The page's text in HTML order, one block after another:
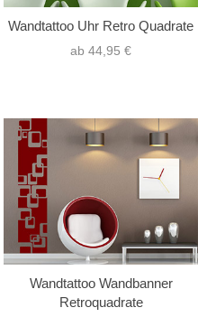
Wandtattoo Uhr Retro Quadrate
ab 44,95 €
Wandtattoo Wandbanner
Retroquadrate